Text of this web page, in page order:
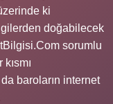
ki
doğabilecek
sorumlu
da baroların internet